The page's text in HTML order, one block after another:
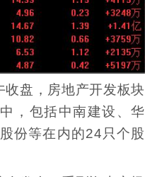
盘，房地产开发板块
，包括中南建设、华
份等在内的24只个股